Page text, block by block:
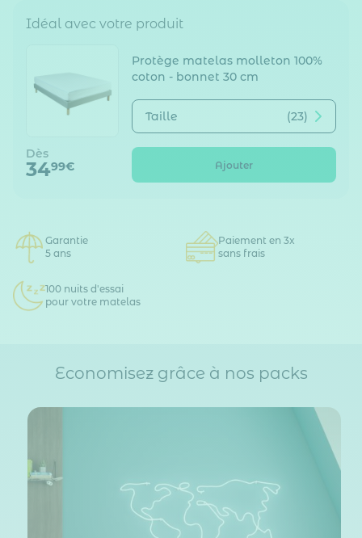
Idéal avec votre produit
Protège matelas molleton 100%
coton - bonnet 30 cm
Taille (23)
Dès
3499€ Ajouter
Garantie
5 ans
Paiement en 3x
sans frais
100 nuits d'essai
pour votre matelas
Economisez grâce à nos packs